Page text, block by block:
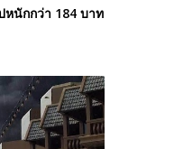
หนักกว่า 184 บาท